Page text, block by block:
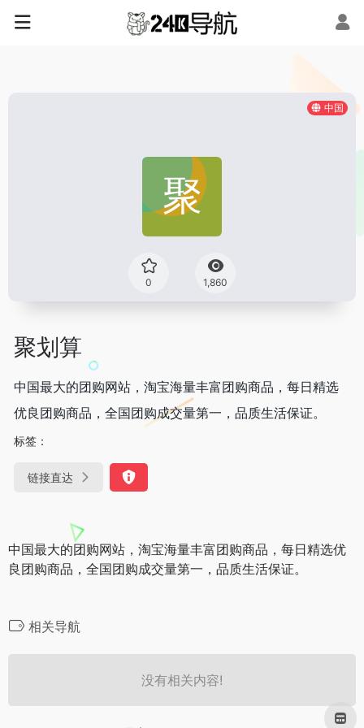
中国
0 1,860
聚划算
中国最大的团购网站，淘宝海量丰富团购商品，每日精选
优良团购商品，全国团购成交量第一，品质生活保证。
标签：
链接直达
中国最大的团购网站，淘宝海量丰富团购商品，每日精选优
良团购商品，全国团购成交量第一，品质生活保证。
相关导航
没有相关内容!